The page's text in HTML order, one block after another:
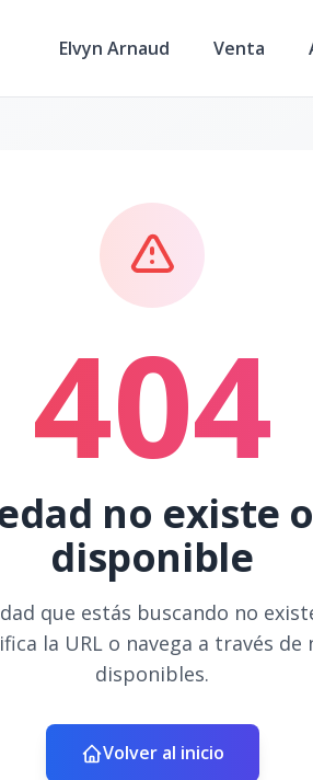
Elvyn Arnaud Venta
404
no existe
disponible
que estás buscando no
la URL o navega a través
disponibles.
Volver al inicio